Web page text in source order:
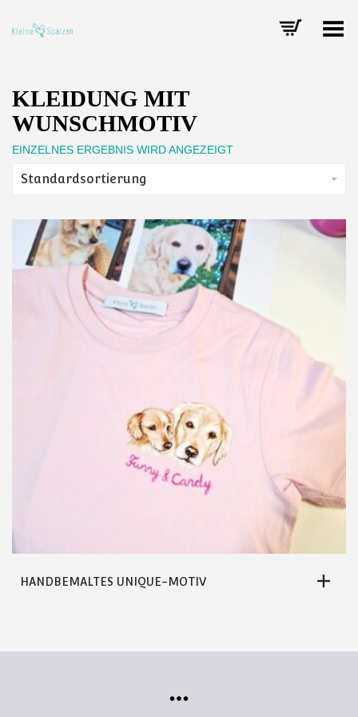
Toggle Menu
KLEIDUNG MIT
WUNSCHMOTIV
EINZELNES ERGEBNIS WIRD ANGEZEIGT
Standardsortierung
HANDBEMALTES UNIQUE-MOTIV